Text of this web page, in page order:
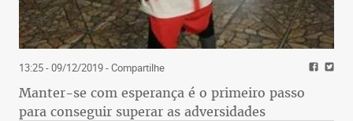
13:25 - 09/12/2019- Compartilhe
Manter-se com esperança é o primeiro passo
para conseguir superar as adversidades